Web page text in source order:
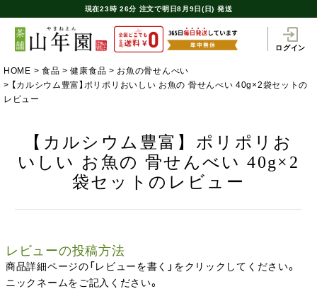
現在23時 26分 注文で明日8月9日(日) 発送
ログイン
HOME 食品 健康食品
お魚の骨せんべい
【カルシウム豊富】ポリポリおいしい お魚の 骨せんべい 40g×2袋セットの
レビュー
【カルシウム豊富】ポリポリお
いしい お魚の 骨せんべい 40g×2
袋セットのレビュー
レビューの投稿方法
商品詳細ページの「レビューを書く」をクリックしてください。
ニックネームをご記入ください。